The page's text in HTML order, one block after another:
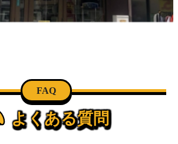
FAQ
よくある質問